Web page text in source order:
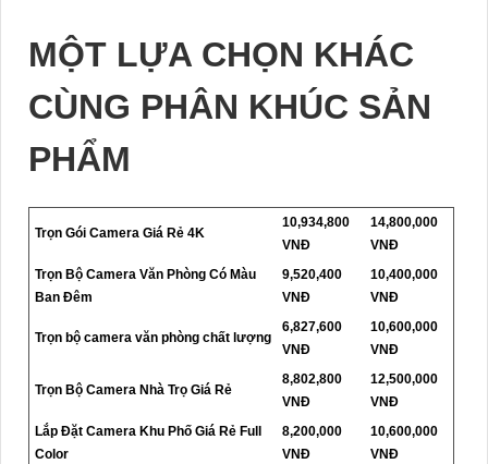
MỘT LỰA CHỌN KHÁC
CÙNG PHÂN KHÚC SẢN
PHẨM
Trọn Gói Camera Giá Rẻ 4K
10,934,800
VNĐ
14,800,000
VNĐ
Trọn Bộ Camera Văn Phòng Có Màu
Ban Đêm
9,520,400
VNĐ
10,400,000
VNĐ
Trọn bộ camera văn phòng chất lượng
6,827,600
VNĐ
10,600,000
VNĐ
Trọn Bộ Camera Nhà Trọ Giá Rẻ
8,802,800
VNĐ
12,500,000
VNĐ
Lắp Đặt Camera Khu Phố Giá Rẻ Full
Color
8,200,000
VNĐ
10,600,000
VNĐ